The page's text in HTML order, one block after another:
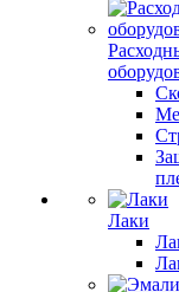
Лаки